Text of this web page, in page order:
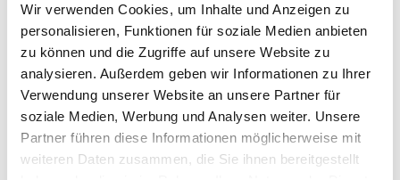
Wir verwenden Cookies, um Inhalte und Anzeigen zu
personalisieren, Funktionen für soziale Medien anbieten
zu können und die Zugriffe auf unsere Website zu
analysieren. Außerdem geben wir Informationen zu Ihrer
Verwendung unserer Website an unsere Partner für
soziale Medien, Werbung und Analysen weiter. Unsere
Partner führen diese Informationen möglicherweise mit
weiteren Daten zusammen, die Sie ihnen bereitgestellt
Spektakels werden einige prägnant pointierte und
subtil eingebettete Markenbotschaften der Atelier
Damböck Unternehmensgruppe vermittelt.
Durch gezielt eingesetzte, dekorative Elemente wie
Geweihe und florale Details wird mit dem
alpenländischen Flair kokettiert und gleichzeitig
eine slicke und cleane Designsprache verwendet,
die dem Zeitgeist entspricht – ohne im Gegensatz